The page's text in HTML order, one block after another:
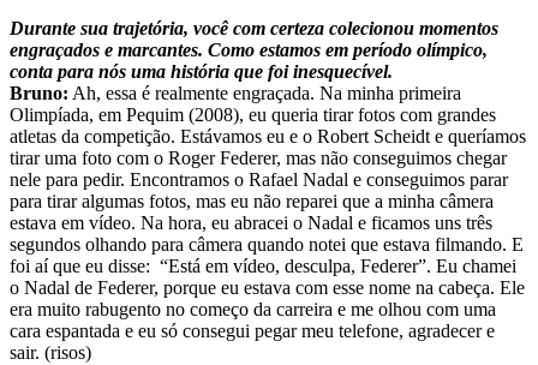
Durante sua trajetória, você com certeza colecionou momentos
engraçados e marcantes. Como estamos em período olímpico,
conta para nós uma história que foi inesquecível.
Bruno: Ah, essa é realmente engraçada. Na minha primeira
Olimpíada, em Pequim (2008), eu queria tirar fotos com grandes
atletas da competição. Estávamos eu e o Robert Scheidt e queríamos
tirar uma foto com o Roger Federer, mas não conseguimos chegar
nele para pedir. Encontramos o Rafael Nadal e conseguimos parar
para tirar algumas fotos, mas eu não reparei que a minha câmera
estava em vídeo. Na hora, eu abracei o Nadal e ficamos uns três
segundos olhando para câmera quando notei que estava filmando. E
foi aí que eu disse: “Está em vídeo, desculpa, Federer”. Eu chamei
o Nadal de Federer, porque eu estava com esse nome na cabeça. Ele
era muito rabugento no começo da carreira e me olhou com uma
cara espantada e eu só consegui pegar meu telefone, agradecer e
sair. (risos)